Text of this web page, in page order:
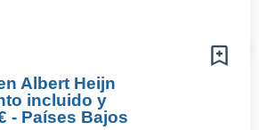
Albert Heijn
incluido y
- Países Bajos